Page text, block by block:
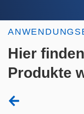
Hier
Produkte